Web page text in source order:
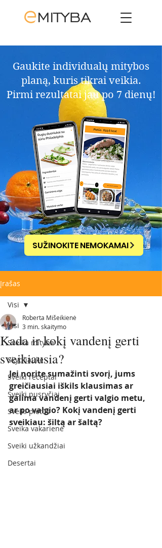
Gaukite individualų mitybos
planą, kuris tikrai veikia.​
Pirmi rezultatai jau po 7 dienų!
SUŽINOKITE NEMOKAMAI
Įrašas
Visi
Sveika mityba
Skydliaukė
Sveiki receptai
Sveiki pusryčiai
Sveiki pietūs
Sveika vakarienė
Sveiki užkandžiai
Desertai
Visi
Kada ir kokį vandenį gerti
sveikiausia?
Roberta Mišeikienė
3 min. skaitymo
Jei norite sumažinti svorį, jums
greičiausiai iškils klausimas ar
galima vandenį gerti valgio metu,
ar po valgio? Kokį vandenį gerti
sveikiau: šiltą ar šaltą?